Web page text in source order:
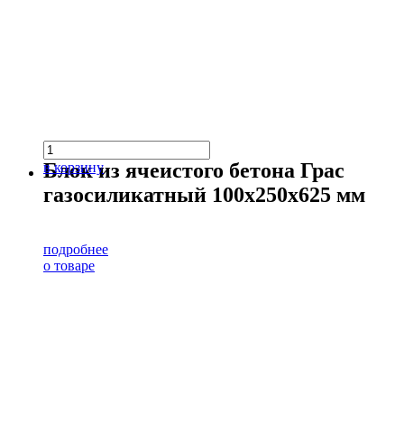
в корзину
Блок из ячеистого бетона Грас
газосиликатный 100х250х625 мм
подробнее
о товаре